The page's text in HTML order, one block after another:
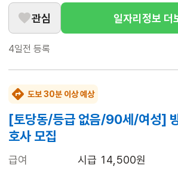
관심 일자리정보 더
4일전 등록
도보 30분 이상 예상
[토당동/등급 없음/90세/여성]
호사 모집
급여
시급 14,500원